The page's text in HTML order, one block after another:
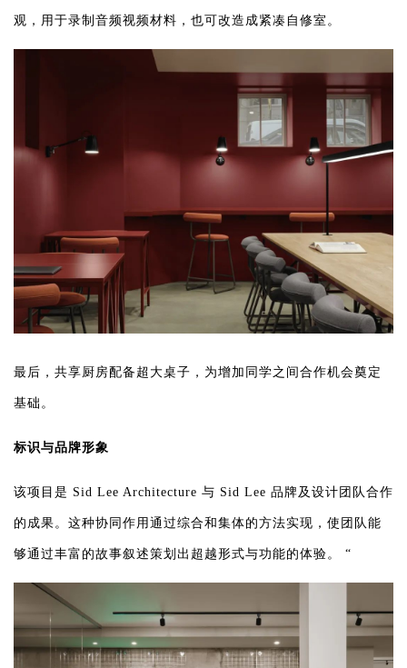
观，用于录制音频视频材料，也可改造成紧凑自修室。
最后，共享厨房配备超大桌子，为增加同学之间合作机会奠定
基础。
标识与品牌形象
该项目是 Sid Lee Architecture 与 Sid Lee 品牌及设计团队合作
的成果。这种协同作用通过综合和集体的方法实现，使团队能
够通过丰富的故事叙述策划出超越形式与功能的体验。 “